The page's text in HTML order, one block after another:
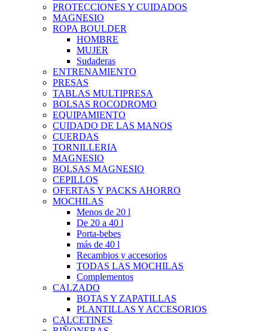
PROTECCIONES Y CUIDADOS
MAGNESIO
ROPA BOULDER
HOMBRE
MUJER
Sudaderas
ENTRENAMIENTO
PRESAS
TABLAS MULTIPRESA
BOLSAS ROCODROMO
EQUIPAMIENTO
CUIDADO DE LAS MANOS
CUERDAS
TORNILLERIA
MAGNESIO
BOLSAS MAGNESIO
CEPILLOS
OFERTAS Y PACKS AHORRO
MOCHILAS
Menos de 20 l
De 20 a 40 l
Porta-bebes
más de 40 l
Recambios y accesorios
TODAS LAS MOCHILAS
Complementos
CALZADO
BOTAS Y ZAPATILLAS
PLANTILLAS Y ACCESORIOS
CALCETINES